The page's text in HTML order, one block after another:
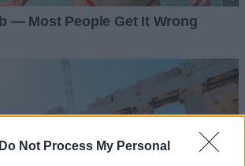
Do Not Process My Personal